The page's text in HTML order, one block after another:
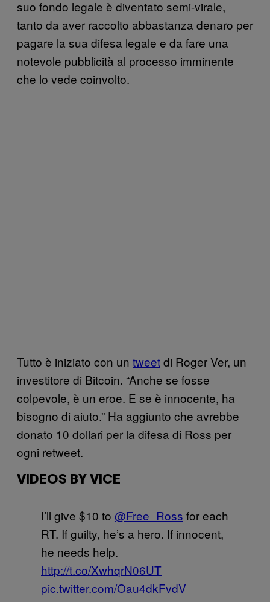
suo fondo legale è diventato semi-virale,
tanto da aver raccolto abbastanza denaro per
pagare la sua difesa legale e da fare una
notevole pubblicità al processo imminente
che lo vede coinvolto.
Tutto è iniziato con un tweetdi Roger Ver, un
investitore di Bitcoin. “Anche se fosse
colpevole, è un eroe. E se è innocente, ha
bisogno di aiuto.” Ha aggiunto che avrebbe
donato 10 dollari per la difesa di Ross per
ogni retweet.
VIDEOS BY VICE
I’ll give $10 to @Free_Ross for each
RT. If guilty, he’s a hero. If innocent,
he needs help.
http://t.co/XwhqrN06UT
pic.twitter.com/Oau4dkFvdV